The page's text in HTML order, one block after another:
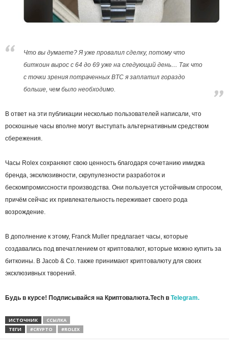
Что вы думаете? Я уже провалил сделку, потому что
биткоин вырос с 64 до 69 уже на следующий день… Так что
с точки зрения потраченных BTC я заплатил гораздо
больше, чем было необходимо.
В ответ на эти публикации несколько пользователей написали, что
роскошные часы вполне могут выступать альтернативным средством
сбережения.
Часы Rolex сохраняют свою ценность благодаря сочетанию имиджа
бренда, эксклюзивности, скрупулезности разработок и
бескомпромиссности производства. Они пользуется устойчивым спросом,
причём сейчас их привлекательность переживает своего рода
возрождение.
В дополнение к этому, Franck Muller предлагает часы, которые
создавались под впечатлением от криптовалют, которые можно купить за
биткоины. В Jacob & Co. также принимают криптовалюту для своих
эксклюзивных творений.
Будь в курсе! Подписывайся на Криптовалюта.Tech в Telegram.
ИСТОЧНИК
ССЫЛКА
ТЕГИ
#CRYPTO #ROLEX